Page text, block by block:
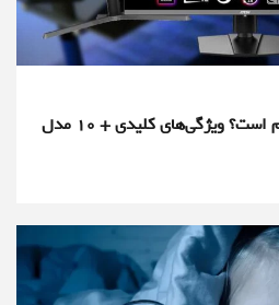
بهترین مانیتور گیمینگ کدام است؟ ویژگی‌های کلیدی + 10 مدل